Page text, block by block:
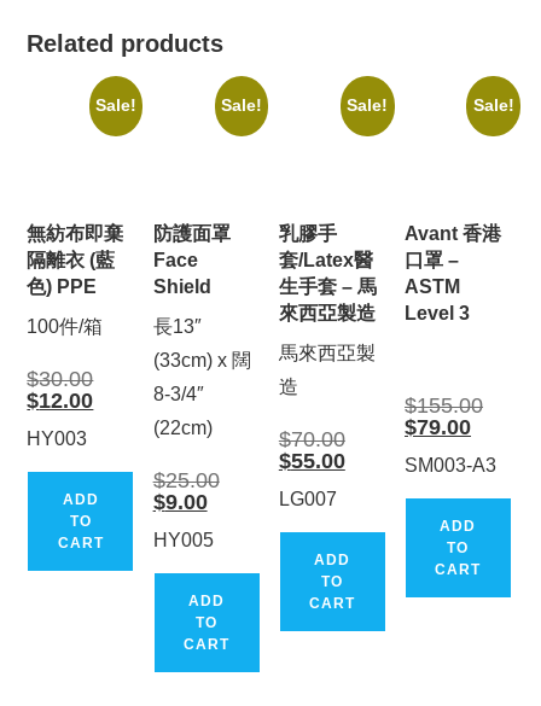
Related products
Sale!
無紡布即棄
隔離衣 (藍
色) PPE
100件/箱
$30.00Original
was:
$12.00Current
price
HY003
ADD
TO
CART
Sale!
防護面罩
Face
Shield
長13″
(33cm) x 闊
8-3/4″
(22cm)
$25.00Original
$9.00Current
price
is:
$9.00.
HY005
ADD
TO
CART
Sale!
乳膠手
套/Latex醫
生手套 – 馬
來西亞製造
馬來西亞製
造
$70.00Original
price
was:
$55.00Current
price
LG007
ADD
TO
CART
Sale!
Avant 香港
口罩 –
ASTM
Level 3
$155.00Original
$79.00Current
price
is:
$79.00.
SM003-A3
ADD
TO
CART